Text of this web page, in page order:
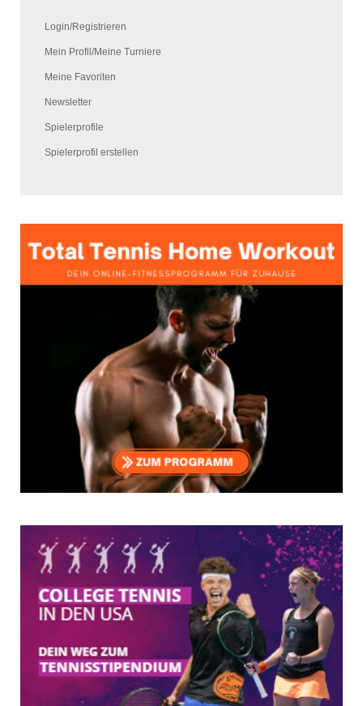
Login/Registrieren
Mein Profil/Meine Turniere
Meine Favoriten
Newsletter
Spielerprofile
Spielerprofil erstellen